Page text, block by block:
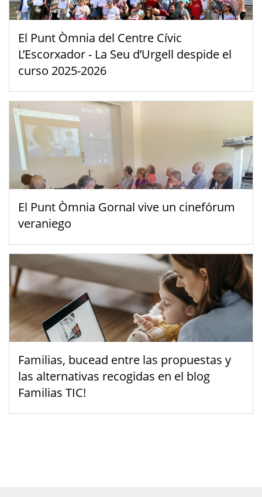
El Punt Òmnia del Centre Cívic
L’Escorxador - La Seu d’Urgell despide el
curso 2025-2026
El Punt Òmnia Gornal vive un cinefórum
veraniego
Familias, bucead entre las propuestas y
las alternativas recogidas en el blog
Familias TIC!